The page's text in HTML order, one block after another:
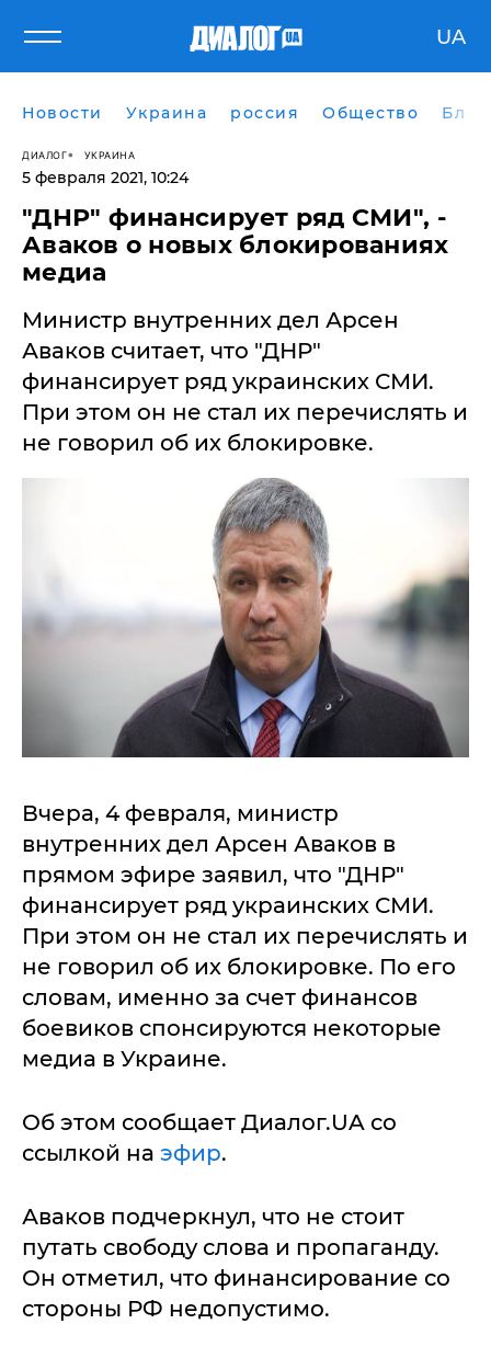
UA
Новости Украина россия Общество
ДИАЛОГ УКРАИНА
5 февраля 2021, 10:24
"ДНР" финансирует ряд СМИ", -
Аваков о новых блокированиях
медиа
Министр внутренних дел Арсен
Аваков считает, что "ДНР"
финансирует ряд украинских СМИ.
При этом он не стал их перечислять и
не говорил об их блокировке.
Вчера, 4 февраля, министр
внутренних дел Арсен Аваков в
прямом эфире заявил, что "ДНР"
финансирует ряд украинских СМИ.
При этом он не стал их перечислять и
не говорил об их блокировке. По его
словам, именно за счет финансов
боевиков спонсируются некоторые
медиа в Украине.
Об этом сообщает Диалог.UA со
ссылкой на эфир.
Аваков подчеркнул, что не стоит
путать свободу слова и пропаганду.
Он отметил, что финансирование со
стороны РФ недопустимо.